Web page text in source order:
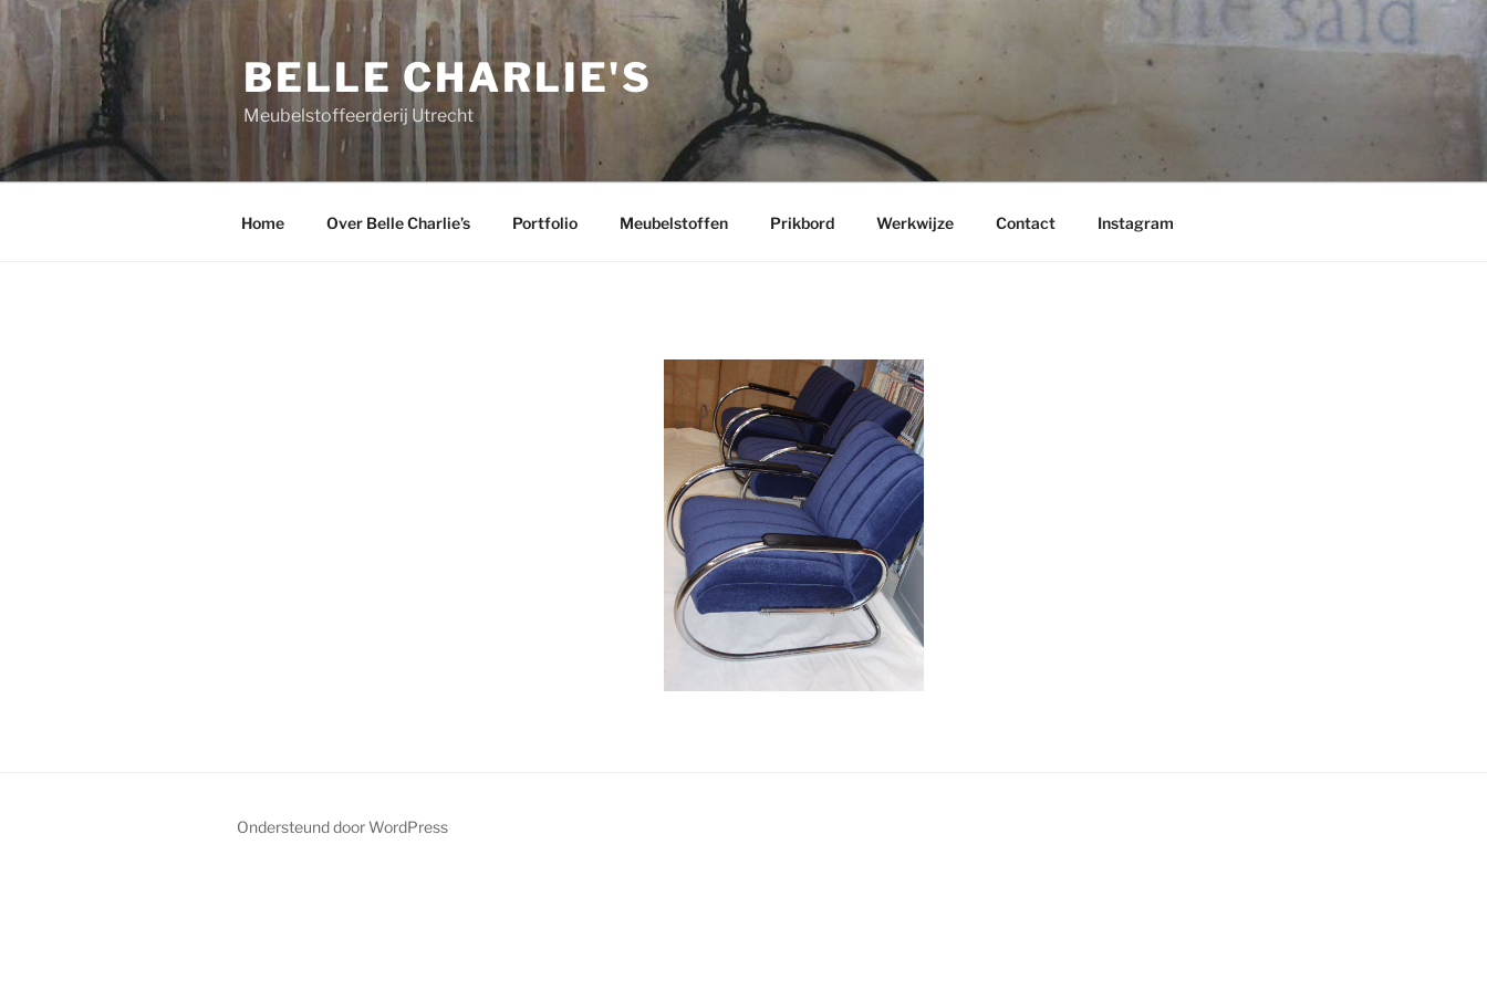
naar
inhoud
BELLE CHARLIE'S
Meubelstoffeerderij Utrecht
Home Over Belle Charlie’s Portfolio Meubelstoffen Prikbord Werkwijze Contact Instagram
Ondersteund door WordPress